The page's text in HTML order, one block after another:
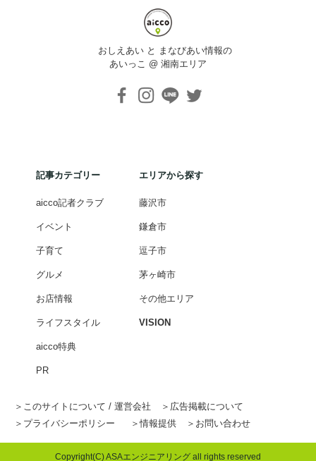
おしえあい と まなびあい情報の
あいっこ @ 湘南エリア
記事カテゴリー
aicco記者クラブ
イベント
子育て
グルメ
お店情報
ライフスタイル
aicco特典
PR
エリアから探す
藤沢市
鎌倉市
逗子市
茅ヶ崎市
その他エリア
VISION
このサイトについて / 運営会社
広告掲載について
プライバシーポリシー
情報提供 お問い合わせ
Copyright(C) ASAエンジニアリング all rights reserved